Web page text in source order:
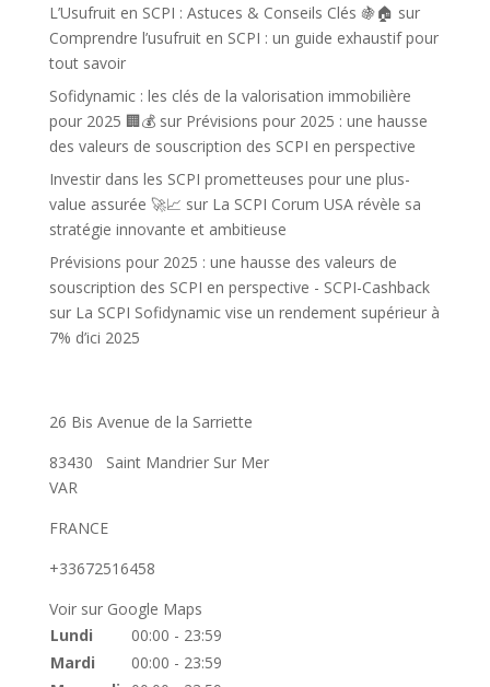
L’Usufruit en SCPI : Astuces & Conseils Clés 🍇🏠 sur
Comprendre l’usufruit en SCPI : un guide exhaustif pour
tout savoir
Sofidynamic : les clés de la valorisation immobilière
pour 2025 🏢💰sur Prévisions pour 2025 : une hausse
des valeurs de souscription des SCPI en perspective
Investir dans les SCPI prometteuses pour une plus-
value assurée 🚀📈 sur La SCPI Corum USA révèle sa
stratégie innovante et ambitieuse
Prévisions pour 2025 : une hausse des valeurs de
souscription des SCPI en perspective - SCPI-Cashback
sur La SCPI Sofidynamic vise un rendement supérieur à
7% d’ici 2025
26 Bis Avenue de la Sarriette
83430
Saint Mandrier Sur Mer
VAR
FRANCE
+33672516458
Voir sur Google Maps
Lundi
00:00 - 23:59
Mardi
00:00 - 23:59